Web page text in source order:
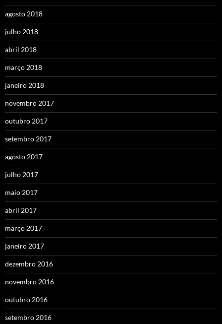
agosto 2018
julho 2018
abril 2018
março 2018
janeiro 2018
novembro 2017
outubro 2017
setembro 2017
agosto 2017
julho 2017
maio 2017
abril 2017
março 2017
janeiro 2017
dezembro 2016
novembro 2016
outubro 2016
setembro 2016